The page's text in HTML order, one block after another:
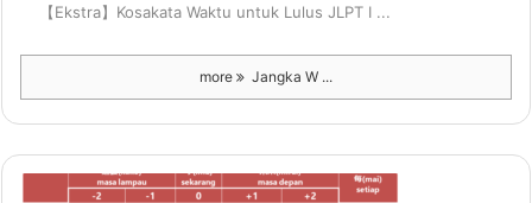
【Ekstra】Kosakata Waktu untuk Lulus JLPT I ...
more Jangka W ...